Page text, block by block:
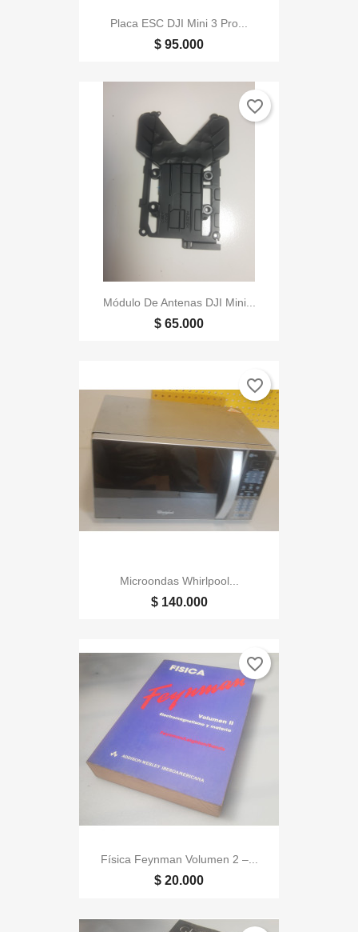
Placa ESC DJI Mini 3 Pro...
$ 95.000
Módulo De Antenas DJI Mini...
$ 65.000
favorite_border
Microondas Whirlpool...
$ 140.000
favorite_border
Física Feynman Volumen 2 –...
$ 20.000
favorite_border